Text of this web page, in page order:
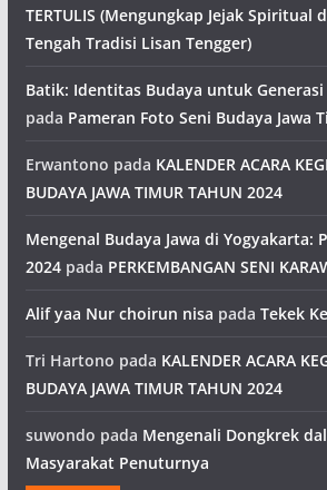
TERTULIS (Mengungkap Jejak Spiritual
Tengah Tradisi Lisan Tengger)
Batik: Identitas Budaya untuk
pada Pameran Foto Seni Budaya Jawa
Erwantono pada KALENDER ACARA
BUDAYA JAWA TIMUR TAHUN 2024
Mengenal Budaya Jawa di Yogyakarta:
2024pada PERKEMBANGAN SENI
Alif yaa Nur choirun nisa pada Tekek
Tri Hartono pada KALENDER ACARA
BUDAYA JAWA TIMUR TAHUN 2024
suwondo pada Mengenali Dongkrek
Masyarakat Penuturnya